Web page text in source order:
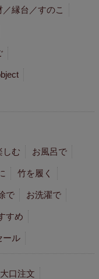
縁台／すのこ
しむ お風呂で
竹を履く
で お洗濯で
すめ
ール
大口注文